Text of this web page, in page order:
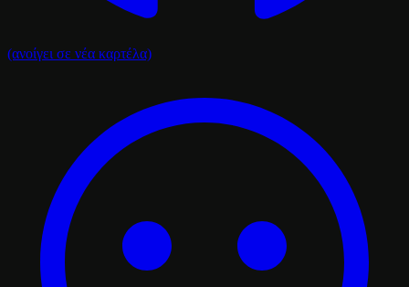
(ανοίγει σε νέα καρτέλα)